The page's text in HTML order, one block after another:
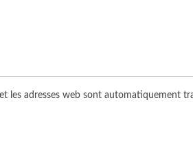
les adresses web sont automatiquement